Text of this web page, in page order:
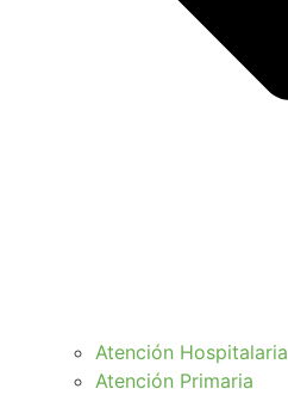
Atención Hospitalaria
Atención Primaria